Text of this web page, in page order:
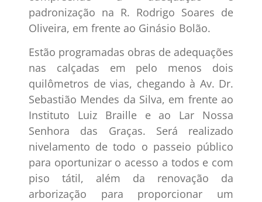
padronização na R. Rodrigo Soares de
Oliveira, em frente ao Ginásio Bolão.
Estão programadas obras de adequações
nas calçadas em pelo menos dois
quilômetros de vias, chegando à Av. Dr.
Sebastião Mendes da Silva, em frente ao
Instituto Luiz Braille e ao Lar Nossa
Senhora das Graças. Será realizado
nivelamento de todo o passeio público
para oportunizar o acesso a todos e com
piso tátil, além da renovação da
arborização para proporcionar um